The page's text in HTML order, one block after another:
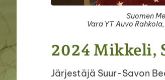
Suomen
Vara YT Auvo
2024 Mikkeli,
Järjestäjä Suur-Savon